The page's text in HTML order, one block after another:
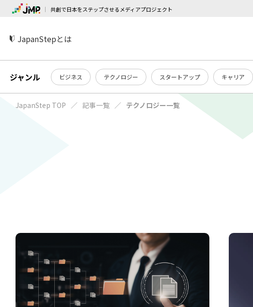
共創で日本をステップさせるメディアプロジェクト
JapanStepとは
ジャンル ビジネス テクノロジー スタートアップ キャリア
JapanStep TOP 記事一覧 テクノロジー一覧